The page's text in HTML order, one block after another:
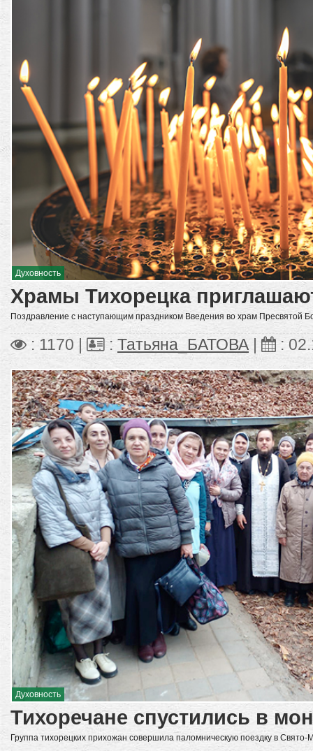
Духовность
Храмы Тихорецка
Поздравление с наступающим праздником Введения во храм Пресвятой
: 1170 | : Татьяна_БАТОВА :
Духовность
Тихоречане спустились в
Группа тихорецких прихожан совершила паломническую поездку в